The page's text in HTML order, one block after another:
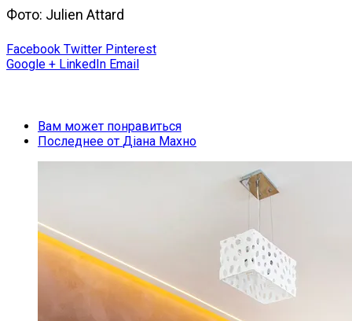
Фото: Julien Attard
Facebook Twitter Pinterest
Google + LinkedIn Email
Вам может понравиться
Последнее от Діана Махно